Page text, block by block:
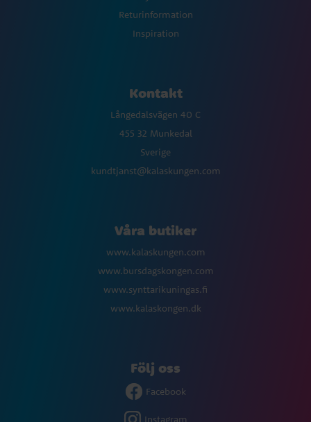
Returinformation
Inspiration
Kontakt
Långedalsvägen 40 C
455 32 Munkedal
Sverige
kundtjanst@kalaskungen.com
Våra butiker
www.kalaskungen.com
www.bursdagskongen.com
www.synttarikuningas.fi
www.kalaskongen.dk
Följ oss
Facebook
Instagram